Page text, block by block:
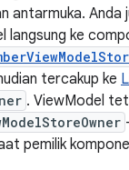
antarmuka. Anda
langsung ke
tercakup ke
. ViewModel
pemilik